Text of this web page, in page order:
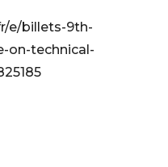
e/billets-9th-
on-technical-